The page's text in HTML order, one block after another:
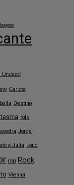
Undead
Carlota
Destino
folk
Jorge
a Julia Loud
rap Rock
Vienna